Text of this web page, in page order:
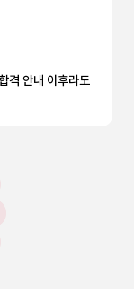
격 안내 이후라도